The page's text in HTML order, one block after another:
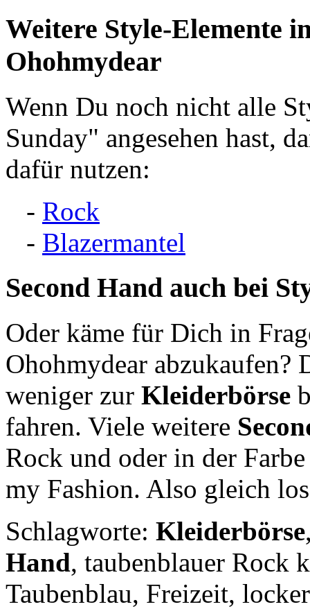
Weitere Style-Elemente
Ohohmydear
Wenn Du noch nicht alle
Sunday" angesehen hast,
dafür nutzen:
- Rock
- Blazermantel
Second Hand auch bei
Oder käme für Dich in
Ohohmydear abzukaufen?
weniger zur Kleiderbörse
fahren. Viele weitere
Rock und oder in der
my Fashion. Also gleich
Schlagworte: Kleiderbörse
Hand, taubenblauer Rock
Taubenblau, Freizeit,